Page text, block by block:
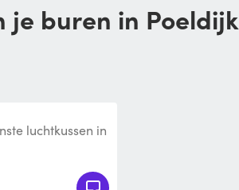
je buren in Poeldijk
luchtkussen in